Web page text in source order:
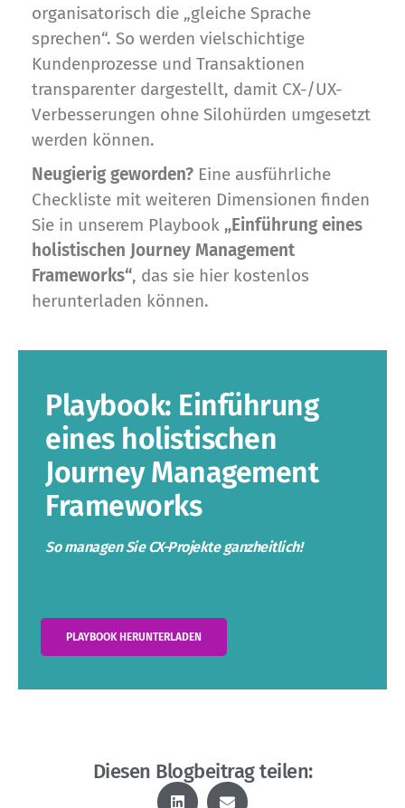
organisatorisch die „gleiche Sprache
sprechen“. So werden vielschichtige
Kundenprozesse und Transaktionen
transparenter dargestellt, damit CX-/UX-
Verbesserungen ohne Silohürden umgesetzt
werden können.
Neugierig geworden? Eine ausführliche
Checkliste mit weiteren Dimensionen finden
Sie in unserem Playbook „Einführung eines
holistischen Journey Management
Frameworks“, das sie hier kostenlos
herunterladen können.
Playbook: Einführung
eines holistischen
Journey Management
Frameworks
So managen Sie CX-Projekte ganzheitlich!
PLAYBOOK HERUNTERLADEN
Diesen Blogbeitrag teilen: